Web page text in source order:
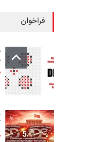
فراخوان